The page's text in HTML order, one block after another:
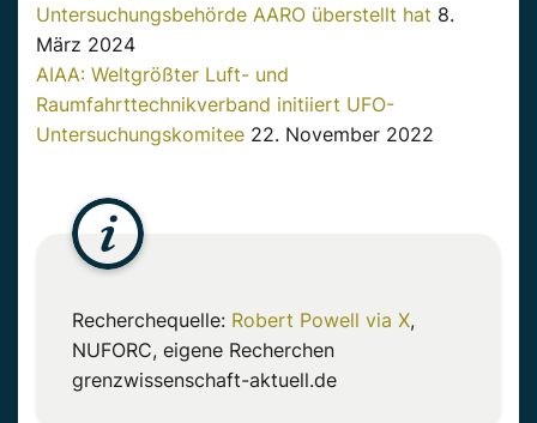
Untersuchungsbehörde AARO überstellt hat 8.
März 2024
AIAA: Weltgrößter Luft- und
Raumfahrttechnikverband initiiert UFO-
Untersuchungskomitee 22. November 2022
Recherchequelle: Robert Powell via X,
NUFORC, eigene Recherchen
grenzwissenschaft-aktuell.de